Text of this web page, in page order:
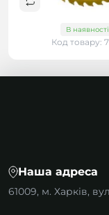
В наявності
Код товару:
Наша адреса
61009, м. Харків,